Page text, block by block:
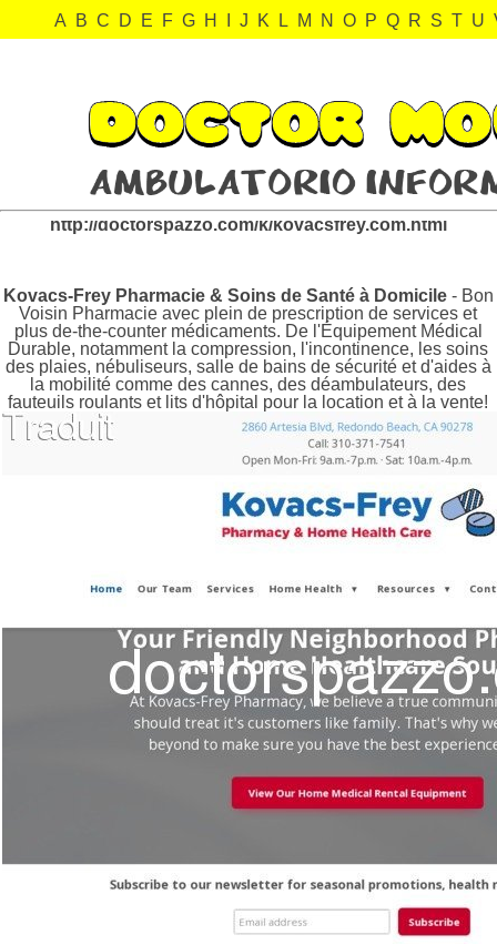
A B C D E F G H J K L M N O P Q R S T U
kovacsfrey.com Revisión:
http://doctorspazzo.com/k/kovacsfrey.com.html
Kovacs-Frey Pharmacie & Soins de Santé à Domicile- Bon
Voisin Pharmacie avec plein de prescription de services et
plus de-the-counter médicaments. De l'Équipement Médical
Durable, notamment la compression, l'incontinence, les soins
des plaies, nébuliseurs, salle de bains de sécurité et d'aides à
la mobilité comme des cannes, des déambulateurs, des
fauteuils roulants et lits d'hôpital pour la location et à la vente!